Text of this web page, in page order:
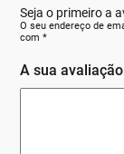
Seja o primeiro a
O seu endereço de
com*
A sua